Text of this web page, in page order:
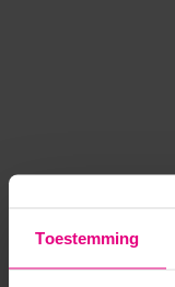
Toestemming